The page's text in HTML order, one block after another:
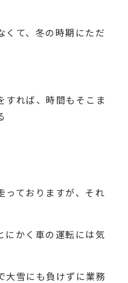
くて、冬の時期にただ
すれば、時間もそこま
っておりますが、それ
にかく車の運転には気
大雪にも負けずに業務